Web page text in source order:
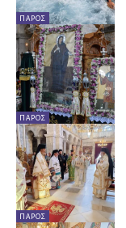
ΠΆΡΟΣ
ΠΆΡΟΣ
ΠΆΡΟΣ